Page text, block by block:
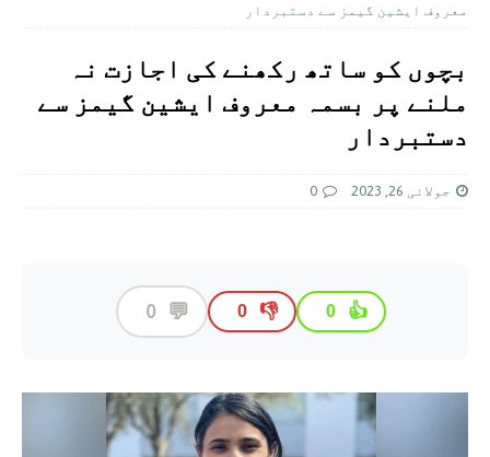
معروف ایشین گیمز سے دستبردار
بچوں کو ساتھ رکھنے کی اجازت نہ
ملنے پر بسمہ معروف ایشین گیمز سے
دستبردار
جولائی 26, 2023 0
👍
0
👎
0
💬
0